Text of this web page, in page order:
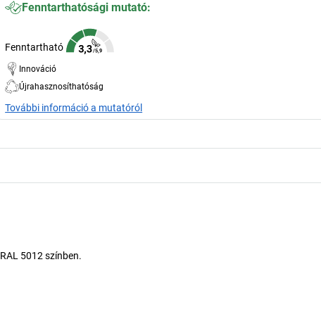
Fenntarthatósági mutató:
Fenntartható
Innováció
Újrahasznosíthatóság
További információ a mutatóról
5012 színben.